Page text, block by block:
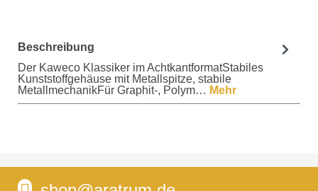
Beschreibung
Der Kaweco Klassiker im AchtkantformatStabiles
Kunststoffgehäuse mit Metallspitze, stabile
MetallmechanikFür Graphit-, Polym… Mehr